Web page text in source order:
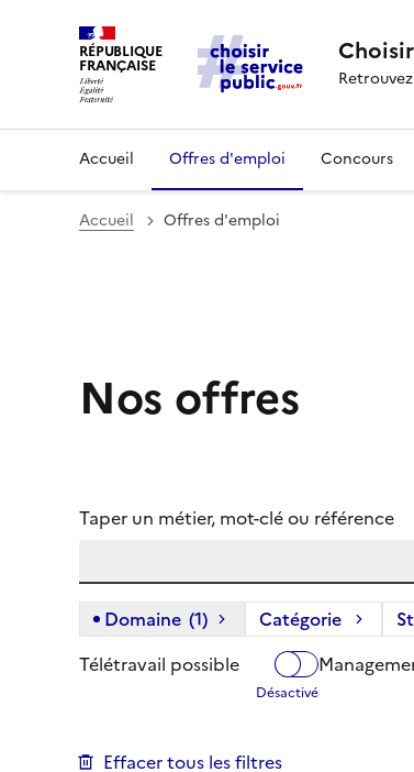
RÉPUBLIQUE
FRANÇAISE
Accueil Offres d'emploi Concours
Accueil Offres d'emploi
Nos offres
Taper un métier, mot-clé ou référence
Domaine (1) (1 filtre actif) :
Catégorie
Télétravail possible
Effacer tous les filtres